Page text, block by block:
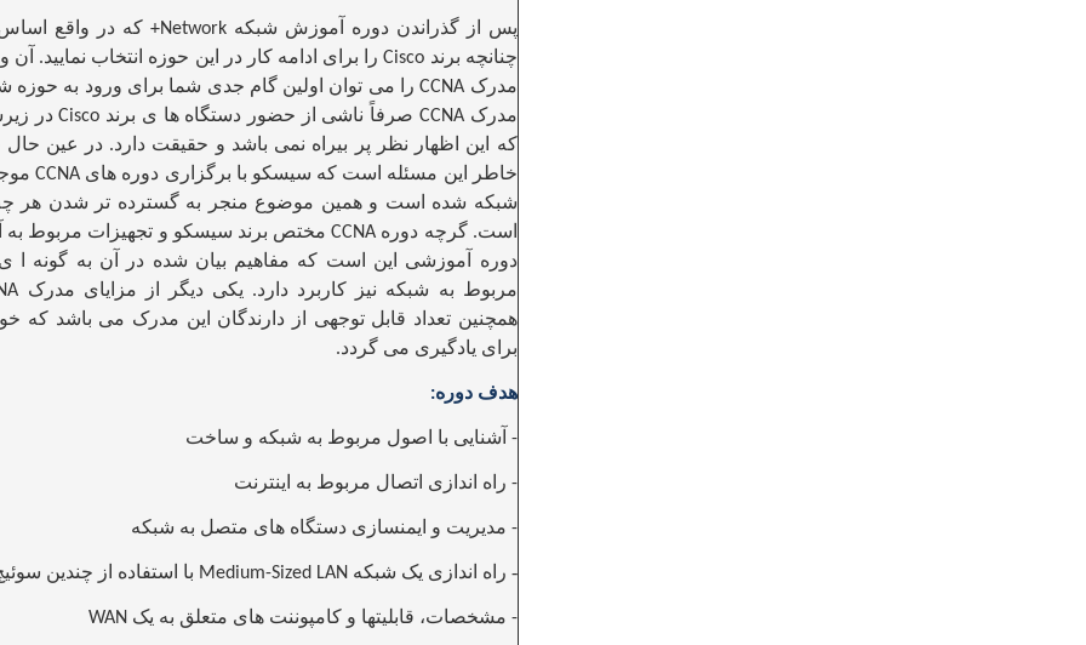
پس از گذراندن دوره آموزش شبکه
که در واقع
چنانچه برند
را برای ادامه کار در این حوزه انتخاب نمایید.
مدرک
را می توان اولین گام جدی شما برای ورود به حوزه
مدرک CCNA صرفاً ناشی از حضور دستگاه ها ی برند
در
که این اظهار نظر پر بیراه نمی باشد و حقیقت دارد. در عین حال
خاطر این مسئله است که سیسکو با برگزاری دوره های
شبکه شده است و همین موضوع منجر به گسترده تر شدن هر چه
است. گرچه دوره
مختص برند سیسکو و تجهیزات مربوط به
دوره آموزشی این است که مفاهیم بیان شده در آن به گونه ا
مربوط به شبکه نیز کاربرد دارد. یکی دیگر از مزایای مدرک
همچنین تعداد قابل توجهی از دارندگان این مدرک می باشد که
برای یادگیری می گردد.
هدف دوره:
- آشنایی با اصول مربوط به شبکه و ساخت
- راه اندازی اتصال مربوط به اینترنت
- مدیریت و ایمنسازی دستگاه های متصل به شبکه
- راه اندازی یک شبکه با استفاده از چندین
- مشخصات، قابلیتها و کامپوننت های متعلق به یک